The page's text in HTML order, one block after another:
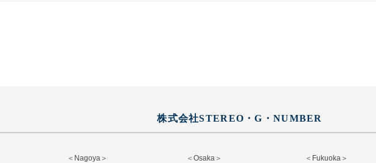
株式会社STEREO・G・NUMBER
＜Nagoya＞
＜Osaka＞
＜Fukuoka＞